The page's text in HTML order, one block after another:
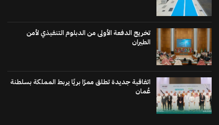
تخريج الدفعة الأولى من الدبلوم التنفيذي لأمن
الطيران
اتفاقية جديدة تطلق ممرًا بريًا يربط المملكة بسلطنة
عُمان